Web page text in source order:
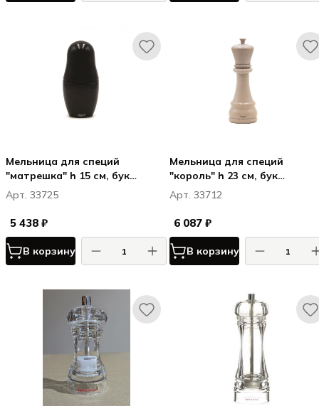
Мельница для специй
"матрешка" h 15 см, бук
лакированный, цвет черный,
МАТРЁШКА / MATRYOSHKA
Арт. 33725
5 438 ₽
В корзину
Мельница для специй
"король" h 23 см, бук
лакированный, цвет белый,
CHEES
Арт. 33712
6 087 ₽
В корзину